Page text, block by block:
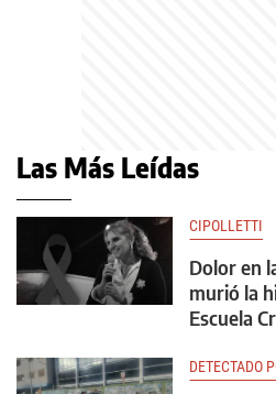
Las Más Leídas
CIPOLLETTI
Dolor en
murió la
Escuela
DETECTADO